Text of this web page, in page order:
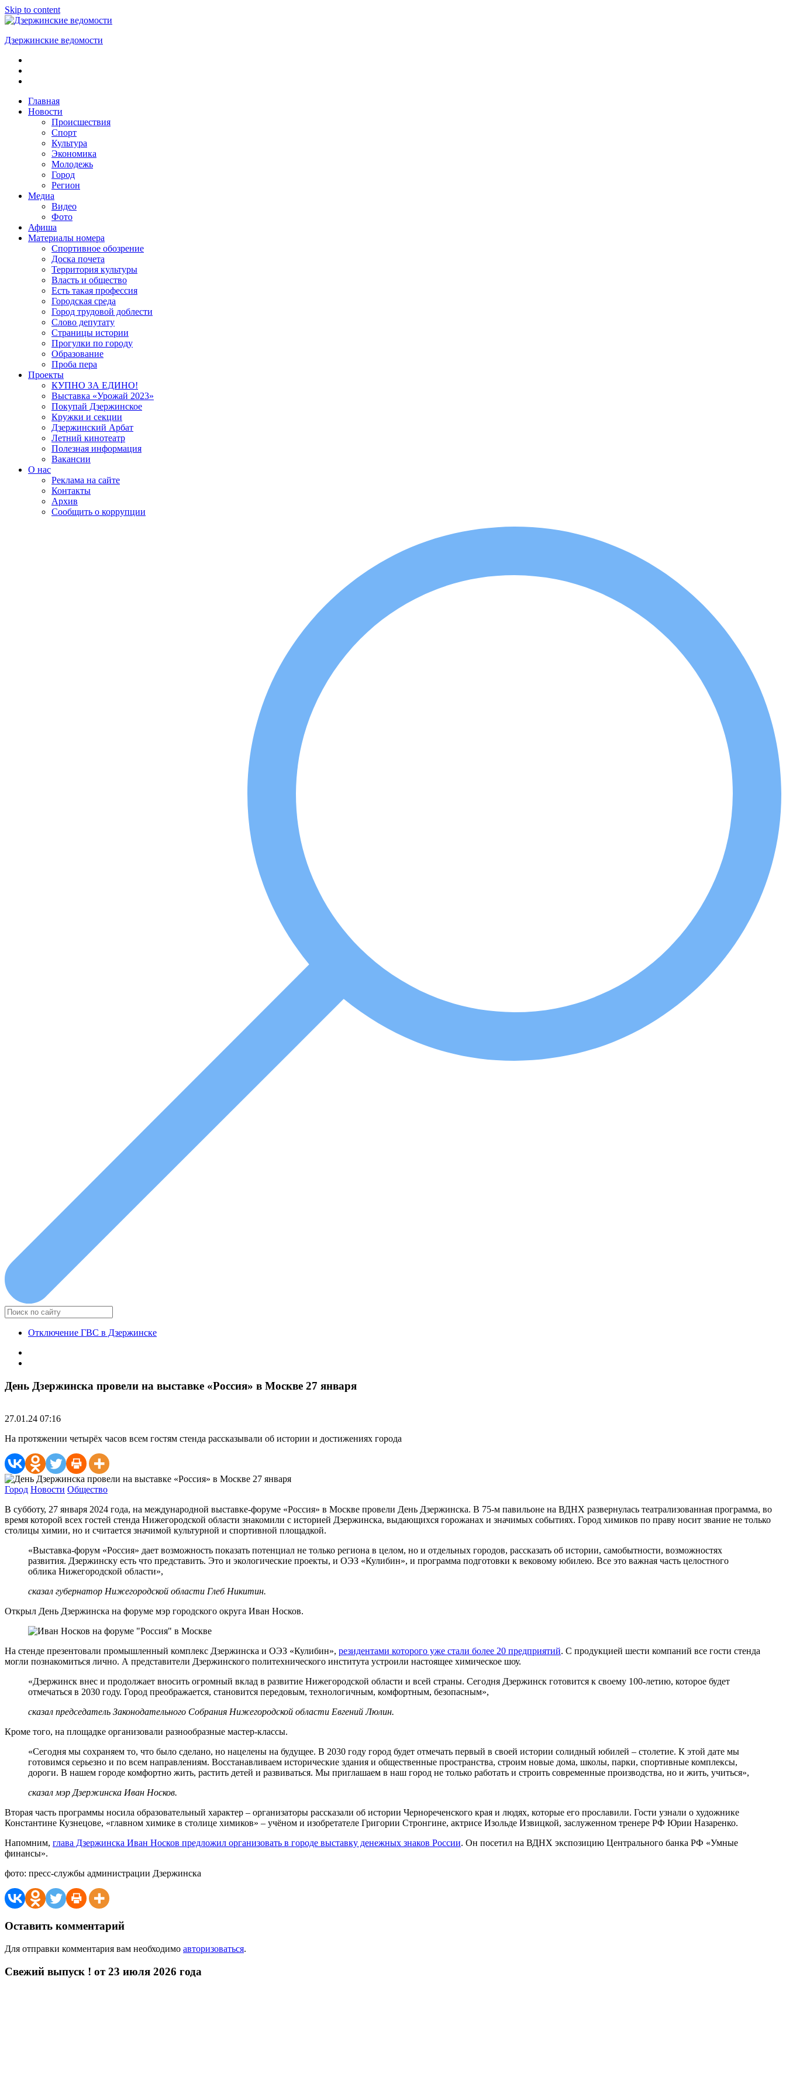
Skip to content
Дзержинские ведомости
ОБЩЕСТВЕННО-
ПОЛИТИЧЕСКАЯ
ГАЗЕТАГлавная
Новости
Происшествия
Спорт
Культура
Экономика
Молодежь
Город
Регион
Медиа
Видео
Фото
Афиша
Материалы номера
Спортивное обозрение
Доска почета
Территория культуры
Власть и общество
Есть такая профессия
Городская среда
Город трудовой доблести
Слово депутату
Страницы истории
Прогулки по городу
Образование
Проба пера
Проекты
КУПНО ЗА ЕДИНО!
Выставка «Урожай 2023»
Покупай Дзержинское
Кружки и секции
Дзержинский Арбат
Летний кинотеатр
Полезная информация
Вакансии
О нас
Реклама на сайте
Контакты
Архив
Сообщить о коррупции
Отключение ГВС в Дзержинске
День Дзержинска провели на выставке «Россия» в Москве 27 января
27.01.24 07:16
На протяжении четырёх часов всем гостям стенда рассказывали об истории и достижениях города
Город Новости Общество
В субботу, 27 января 2024 года, на международной выставке-форуме «Россия» в Москве провели День Дзержинска. В 75-м павильоне на ВДНХ развернулась театрализованная программа, во
время которой всех гостей стенда Нижегородской области знакомили с историей Дзержинска, выдающихся горожанах и значимых событиях. Город химиков по праву носит звание не только
столицы химии, но и считается значимой культурной и спортивной площадкой.
«Выставка-форум «Россия» дает возможность показать потенциал не только региона в целом, но и отдельных городов, рассказать об истории, самобытности, возможностях
развития. Дзержинску есть что представить. Это и экологические проекты, и ОЭЗ «Кулибин», и программа подготовки к вековому юбилею. Все это важная часть целостного
облика Нижегородской области»,
сказал губернатор Нижегородской области Глеб Никитин.
Открыл День Дзержинска на форуме мэр городского округа Иван Носков.
На стенде презентовали промышленный комплекс Дзержинска и ОЭЗ «Кулибин», резидентами которого уже стали более 20 предприятий. С продукцией шести компаний все гости стенда
могли познакомиться лично. А представители Дзержинского политехнического института устроили настоящее химическое шоу.
«Дзержинск внес и продолжает вносить огромный вклад в развитие Нижегородской области и всей страны. Сегодня Дзержинск готовится к своему 100-летию, которое будет
отмечаться в 2030 году. Город преображается, становится передовым, технологичным, комфортным, безопасным»,
сказал председатель Законодательного Собрания Нижегородской области Евгений Люлин.
Кроме того, на площадке организовали разнообразные мастер-классы.
«Сегодня мы сохраняем то, что было сделано, но нацелены на будущее. В 2030 году город будет отмечать первый в своей истории солидный юбилей – столетие. К этой дате мы
готовимся серьезно и по всем направлениям. Восстанавливаем исторические здания и общественные пространства, строим новые дома, школы, парки, спортивные комплексы,
дороги. В нашем городе комфортно жить, растить детей и развиваться. Мы приглашаем в наш город не только работать и строить современные производства, но и жить, учиться»,
сказал мэр Дзержинска Иван Носков.
Вторая часть программы носила образовательный характер – организаторы рассказали об истории Чернореченского края и людях, которые его прославили. Гости узнали о художнике
Константине Кузнецове, «главном химике в столице химиков» – учёном и изобретателе Григории Стронгине, актрисе Изольде Извицкой, заслуженном тренере РФ Юрии Назаренко.
Напомним, глава Дзержинска Иван Носков предложил организовать в городе выставку денежных знаков России. Он посетил на ВДНХ экспозицию Центрального банка РФ «Умные
финансы».
фото: пресс-службы администрации Дзержинска
Оставить комментарий
Для отправки комментария вам необходимо авторизоваться.
Свежий выпуск ! от 23 июля 2026 года